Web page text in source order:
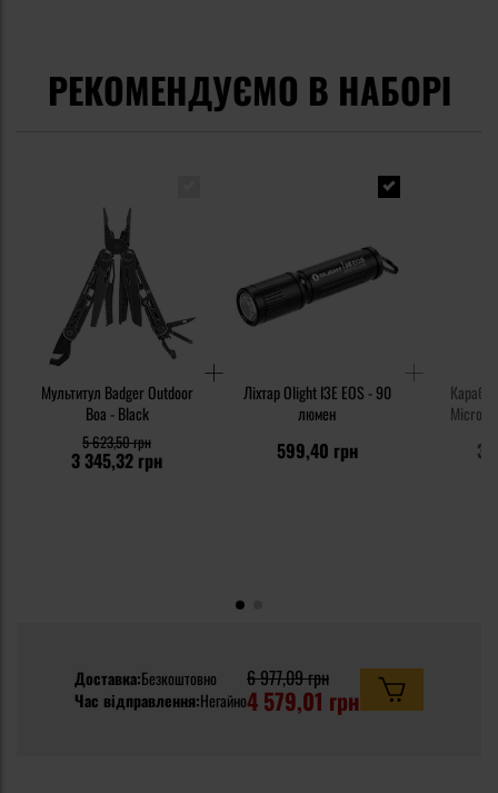
РЕКОМЕНДУЄМО В НАБОРІ
Мультитул Badger Outdoor
Boa - Black
3 345,32 грн
5 623,50 грн
Ліхтар Olight I3E EOS - 90
люмен
599,40 грн
Доставка:Безкоштовно
Час відправлення:Негайно
6 977,09 грн
4 579,01 грн